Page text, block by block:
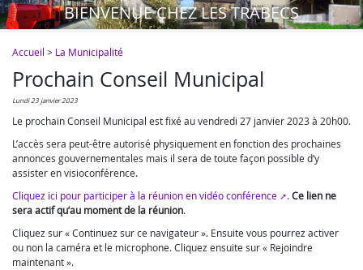
BIENVENUE CHEZ LES TRABECS
Accueil > La Municipalité
Prochain Conseil Municipal
lundi 23 janvier 2023
Le prochain Conseil Municipal est fixé au vendredi 27 janvier 2023 à 20h00.
L’accès sera peut-être autorisé physiquement en fonction des prochaines
annonces gouvernementales mais il sera de toute façon possible d’y
assister en visioconférence.
Cliquez ici pour participer à la réunion en vidéo conférence
.Ce lien ne
sera actif qu’au moment de la réunion.
Cliquez sur « Continuez sur ce navigateur ». Ensuite vous pourrez activer
ou non la caméra et le microphone. Cliquez ensuite sur « Rejoindre
maintenant ».